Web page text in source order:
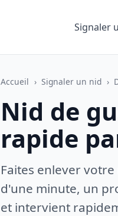
Signaler
Accueil › Signaler un nid ›
Nid de
rapide
Faites enlever
d'une minute, un
et intervient